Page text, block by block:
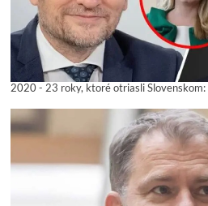
2020 - 23 roky, ktoré otriasli